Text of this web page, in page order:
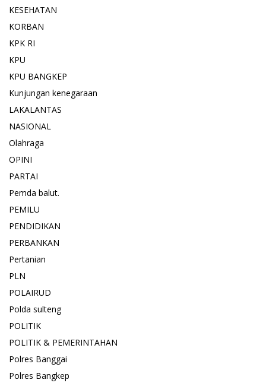
KESEHATAN
KORBAN
KPK RI
KPU
KPU BANGKEP
Kunjungan kenegaraan
LAKALANTAS
NASIONAL
Olahraga
OPINI
PARTAI
Pemda balut.
PEMILU
PENDIDIKAN
PERBANKAN
Pertanian
PLN
POLAIRUD
Polda sulteng
POLITIK
POLITIK & PEMERINTAHAN
Polres Banggai
Polres Bangkep